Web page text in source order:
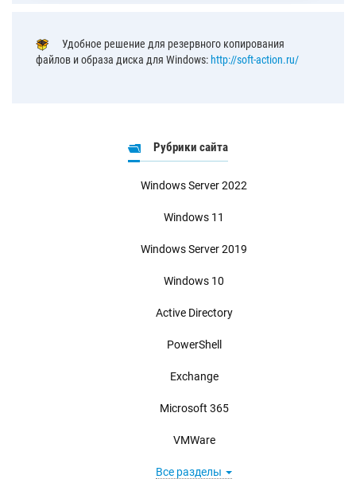
Удобное решение для резервного копирования
файлов и образа диска для Windows: http://soft-action.ru/
Рубрики сайта
Windows Server 2022
Windows 11
Windows Server 2019
Windows 10
Active Directory
PowerShell
Exchange
Microsoft 365
VMWare
Все разделы